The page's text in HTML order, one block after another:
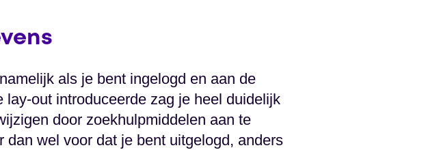
als je bent ingelogd en aan de
out introduceerde zag je heel duidelijk
door zoekhulpmiddelen aan te
wel voor dat je bent uitgelogd, anders